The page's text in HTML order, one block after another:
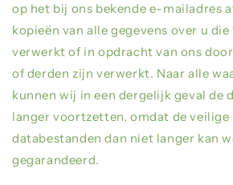
op het bij ons bekende e-mailadres
kopieën van alle gegevens over u
verwerkt of in opdracht van ons
of derden zijn verwerkt. Naar alle
kunnen wij in een dergelijk geval de
langer voortzetten, omdat de veilige
databestanden dan niet langer kan
gegarandeerd.